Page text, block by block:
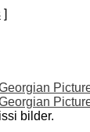
]
bilder.